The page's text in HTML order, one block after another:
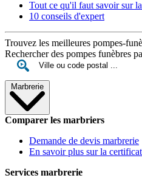
Tout ce qu'il faut savoir sur
10 conseils d'expert
Trouvez les meilleures pompes-
Rechercher des pompes funèbres
Marbrerie
Comparer les marbriers
Demande de devis marbrerie
En savoir plus sur la
Services marbrerie